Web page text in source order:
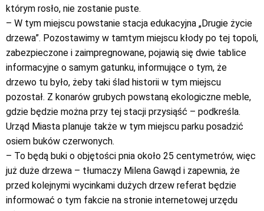
którym rosło, nie zostanie puste.
– W tym miejscu powstanie stacja edukacyjna „Drugie życie
drzewa”. Pozostawimy w tamtym miejscu kłody po tej topoli,
zabezpieczone i zaimpregnowane, pojawią się dwie tablice
informacyjne o samym gatunku, informujące o tym, że
drzewo tu było, żeby taki ślad historii w tym miejscu
pozostał. Z konarów grubych powstaną ekologiczne meble,
gdzie będzie można przy tej stacji przysiąść – podkreśla.
Urząd Miasta planuje także w tym miejscu parku posadzić
osiem buków czerwonych.
– To będą buki o objętości pnia około 25 centymetrów, więc
już duże drzewa – tłumaczy Milena Gawąd i zapewnia, że
przed kolejnymi wycinkami dużych drzew referat będzie
informować o tym fakcie na stronie internetowej urzędu